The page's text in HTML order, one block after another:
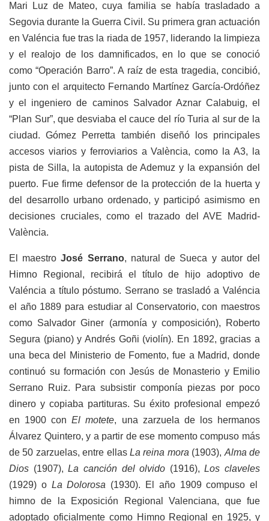
Mari Luz de Mateo, cuya familia se había trasladado a
Segovia durante la Guerra Civil. Su primera gran actuación
en Valéncia fue tras la riada de 1957, liderando la limpieza
y el realojo de los damnificados, en lo que se conoció
como “Operación Barro”. A raíz de esta tragedia, concibió,
junto con el arquitecto Fernando Martínez García-Ordóñez
y el ingeniero de caminos Salvador Aznar Calabuig, el
“Plan Sur”, que desviaba el cauce del río Turia al sur de la
ciudad. Gómez Perretta también diseñó los principales
accesos viarios y ferroviarios a València, como la A3, la
pista de Silla, la autopista de Ademuz y la expansión del
puerto. Fue firme defensor de la protección de la huerta y
del desarrollo urbano ordenado, y participó asimismo en
decisiones cruciales, como el trazado del AVE Madrid-
València.
El maestroJosé Serrano, natural de Sueca y autor del
Himno Regional, recibirá el título de hijo adoptivo de
Valéncia a título póstumo. Serrano se trasladó a Valéncia
el año 1889 para estudiar al Conservatorio, con maestros
como Salvador Giner (armonía y composición), Roberto
Segura (piano) y Andrés Goñi (violín). En 1892, gracias a
una beca del Ministerio de Fomento, fue a Madrid, donde
continuó su formación con Jesús de Monasterio y Emilio
Serrano Ruiz. Para subsistir componía piezas por poco
dinero y copiaba partituras. Su éxito profesional empezó
en 1900 conEl motete, una zarzuela de los hermanos
Álvarez Quintero, y a partir de ese momento compuso más
de 50 zarzuelas, entre ellas La reina mora (1903), Alma de
Dios (1907),La canción del olvido (1916),Los claveles
(1929) o La Dolorosa (1930). El año 1909 compuso el
himno de la Exposición Regional Valenciana, que fue
adoptado oficialmente como Himno Regional en 1925, y